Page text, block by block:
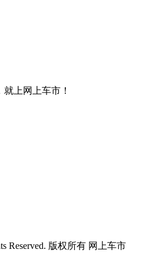
Reserved. 版权所有 网上车市